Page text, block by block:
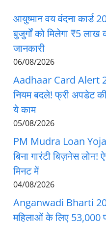
आयुष्मान वय वंदना कार्ड
बुजुर्गों को मिलेगा ₹5
जानकारी
06/08/2026
Aadhaar Card Alert
नियम बदले! फ्री अपडेट
ये काम
05/08/2026
PM Mudra Loan
बिना गारंटी बिज़नेस
मिनट में
04/08/2026
Anganwadi Bharti
महिलाओं के लिए 53,000